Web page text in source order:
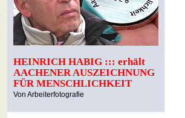
HEINRICH HABIG ::: erhält
AACHENER AUSZEICHNUNG
FÜR MENSCHLICHKEIT
Von Arbeiterfotografie